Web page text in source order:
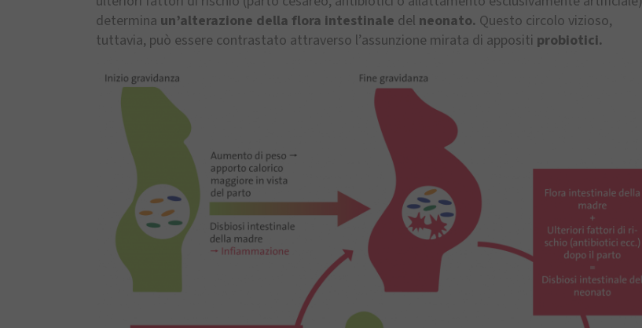
determina un’alterazione della flora intestinale del neonato. Questo circolo vizioso,
tuttavia, può essere contrastato attraverso l’assunzione mirata di appositi probiotici.